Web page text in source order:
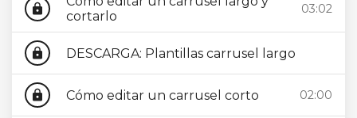
lock
cortarlo
03:02
lock DESCARGA: Plantillas carrusel largo
lock Cómo editar un carrusel corto 02:00